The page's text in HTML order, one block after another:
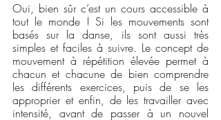
Oui, bien sûr c’est un cours accessible à
tout le monde ! Si les mouvements sont
basés sur la danse, ils sont aussi très
simples et faciles à suivre. Le concept de
mouvement à répétition élevée permet à
chacun et chacune de bien comprendre
les différents exercices, puis de se les
approprier et enfin, de les travailler avec
intensité, avant de passer à un nouvel